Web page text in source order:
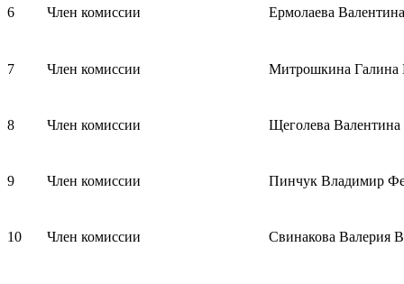
6 Член комиссии Ермолаева
7 Член комиссии Митрошкина Галина
8 Член комиссии Щеголева
9 Член комиссии Пинчук Владимир
10 Член комиссии Свинакова Валерия